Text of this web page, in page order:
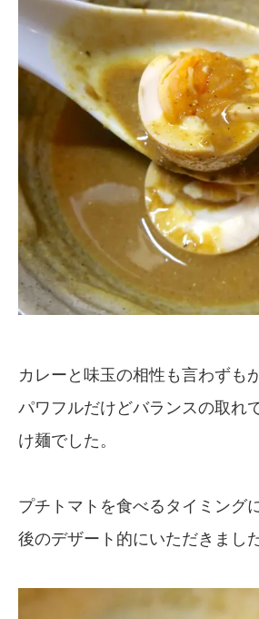
カレーと味玉の相性も言わずも
パワフルだけどバランスの取れ
け麺でした。
プチトマトを食べるタイミング
後のデザート的にいただきました